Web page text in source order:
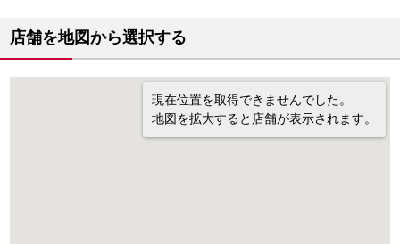
店舗を地図から選択する
現在位置を取得できませんでした。
地図を拡大すると店舗が表示されます。